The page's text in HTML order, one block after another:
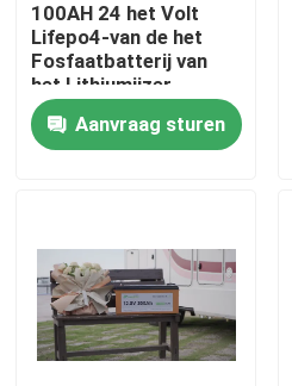
Over ons
Contacten
100AH 24 het Volt
Lifepo4-van de het
Fosfaatbatterij van
het Lithiumijzer
Controlemechanisme
van de de Levensduur
Lange Rv Last
Aanvraag sturen